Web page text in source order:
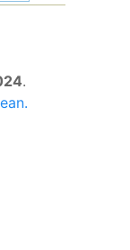
.